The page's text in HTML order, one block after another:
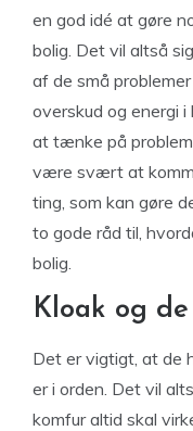
en god idé at gøre
bolig. Det vil altså
af de små
overskud og energi
at tænke på
være svært at
ting, som kan gøre
to gode råd til,
bolig.
Kloak og
Det er vigtigt, at de
er i orden. Det vil
komfur altid skal